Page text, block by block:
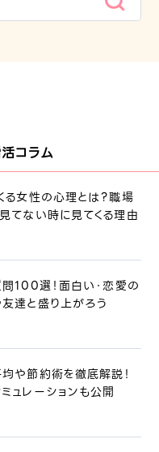
コラム
る女性の心理とは？職場
てない時に見てくる理由
100選！面白い・恋愛の
達と盛り上がろう
や節約術を徹底解説！
ュレーションも公開